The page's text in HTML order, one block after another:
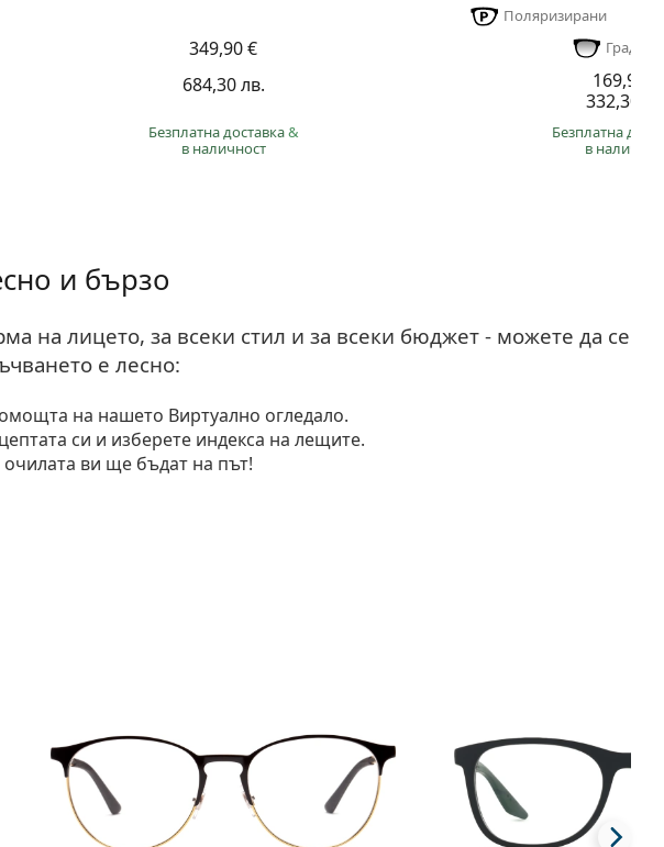
349,90 €
684,30 лв.
Безплатна доставка&
в наличност
Поляризирани
169,90 €
332,30
Безплатна
в
и бързо
на лицето, за всеки стил и за всеки бюджет - можете да се
е лесно:
на нашето Виртуално огледало.
си и изберете индекса на лещите.
ви ще бъдат на път!